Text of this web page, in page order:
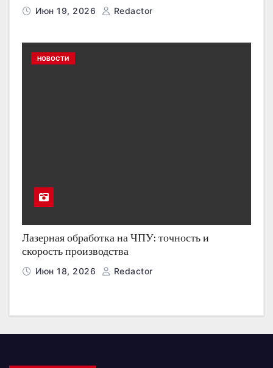
Июн 19, 2026 Redactor
НОВОСТИ
Лазерная обработка на ЧПУ: точность и
скорость производства
Июн 18, 2026 Redactor